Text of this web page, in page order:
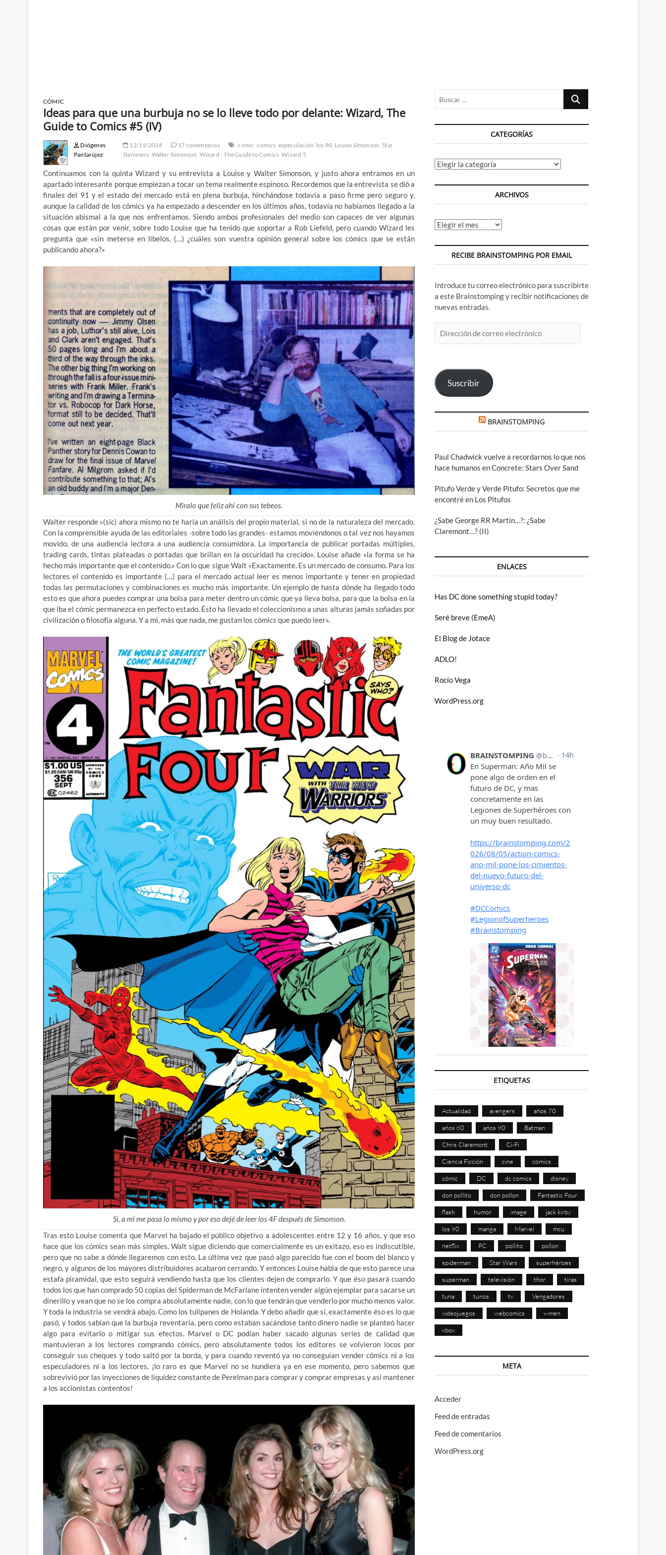
CÓMIC
Ideas para que una burbuja no se lo lleve todo por delante: Wizard, The
Guide to Comics #5 (IV)
Diógenes
Pantarújez
12/11/2024 17 comentarios cómic comics especulación los 90 Louise Simonson Star
Slammers Walter Simonson Wizard - The Guide to Comics Wizard 5
Continuamos con la quinta Wizard y su entrevista a Louise y Walter Simonson, y justo ahora entramos en un
apartado interesante porque empiezan a tocar un tema realmente espinoso. Recordemos que la entrevista se dió a
finales del 91 y el estado del mercado está en plena burbuja, hinchándose todavía a paso firme pero seguro y,
aunque la calidad de los cómics ya ha empezado a descender en los últimos años, todavía no habíamos llegado a la
situación abismal a la que nos enfrentamos. Siendo ambos profesionales del medio son capaces de ver algunas
cosas que están por venir, sobre todo Louise que ha tenido que soportar a Rob Liefeld, pero cuando Wizard les
pregunta que «sin meterse en libelos, (…) ¿cuáles son vuestra opinión general sobre los cómics que se están
publicando ahora?»
Miralo que feliz ahi con sus tebeos.
Walter responde «(sic) ahora mismo no te haría un análisis del propio material, si no de la naturaleza del mercado.
Con la comprensible ayuda de las editoriales -sobre todo las grandes- estamos moviéndonos o tal vez nos hayamos
movido, de unaaudiencia lectora a una audiencia consumidora. La importancia de publicar portadas múltiples,
trading cards, tintas plateadas o portadas que brillan en la oscuridad ha crecido». Louise añade «la forma se ha
hecho más importante que el contenido.» Con lo que sigue Walt «Exactamente. Es un mercado de consumo. Para los
lectores el contenido es importante (…) para el mercado actual leer es menos importante y tener en propiedad
todas las permutaciones y combinaciones es mucho más importante. Un ejemplo de hasta dónde ha llegado todo
esto es que ahora puedes comprar una bolsa para meter dentro un cómic que ya lleva bolsa, para que la bolsa en la
que iba el cómic permanezca en perfecto estado. Ésto ha llevado el coleccionismo a unas alturas jamás soñadas por
civilización o filosofía alguna. Y a mi, más que nada, me gustan los cómics que puedo leer».
Sí, a mi me pasa lo mismo y por eso dejé de leer los 4F después de Simonson.
Tras esto Louise comenta que Marvel ha bajado el público objetivo a adolescentes entre 12 y 16 años, y que eso
hace que los cómics sean más simples. Walt sigue diciendo que comercialmente es un exitazo, eso es indiscutible,
pero que no sabe a dónde llegaremos con esto. La última vez que pasó algo parecido fue con el boom del blanco y
negro, y algunos de los mayores distribuidores acabaron cerrando. Y entonces Louise habla de que esto parece una
estafa piramidal, que esto seguirá vendiendo hasta que los clientes dejen de comprarlo. Y que éso pasará cuando
todos los que han comprado 50 copias del Spiderman de McFarlane intenten vender algún ejemplar para sacarse un
dinerillo y vean que no se los compra absolutamente nadie, con lo que tendrán que venderlo por mucho menos valor.
Y toda la industria se vendrá abajo. Como los tulipanes de Holanda. Y debo añadir que sí, exactamente éso es lo que
pasó, y todos sabían que la burbuja reventaría, pero como estaban sacándose tanto dinero nadie se planteó hacer
algo para evitarlo o mitigar sus efectos. Marvel o DC podían haber sacado algunas series de calidad que
mantuvieran a los lectores comprando cómics, pero absolutamente todos los editores se volvieron locos por
conseguir sus cheques y todo saltó por la borda, y para cuando reventó ya no conseguían vender cómics ni a los
especuladores ni a los lectores, ¡lo raro es que Marvel no se hundiera ya en ese momento, pero sabemos que
sobrevivió por las inyecciones de liquidez constante de Perelman para comprar y comprar empresas y así mantener
a los accionistas contentos!
Buscar
CATEGORÍAS
Categorías
ARCHIVOS
Archivos
RECIBE BRAINSTOMPING POR EMAIL
Introduce tu correo electrónico para suscribirte
a este Brainstomping y recibir notificaciones de
nuevas entradas.
de
Suscribir
BRAINSTOMPING
Paul Chadwick vuelve a recordarnos lo que nos
hace humanos en Concrete: Stars Over Sand
Pitufo Verde y Verde Pitufo: Secretos que me
encontré en Los Pitufos
¿Sabe George RR Martin…?: ¿Sabe
Claremont…? (II)
ENLACES
Has DC done something stupid today?
Seré breve (EmeA)
El Blog de Jotace
ADLO!
Rocío Vega
WordPress.org
ETIQUETAS
Actualidad avengers años 70
años 80 años 90 Batman
Chris Claremont Ci-Fi
Ciencia Ficción cine comics
cómic DC dc comics disney
don pollito don pollon Fantastic Four
flash humor image jack kirby
los 90 manga Marvel mcu
netflix PC pollito pollon
spiderman Star Wars superhéroes
superman televisión thor tiras
tuna tunos tv Vengadores
videojuegos webcomics x-men
xbox
META
Acceder
Feed de entradas
Feed de comentarios
WordPress.org